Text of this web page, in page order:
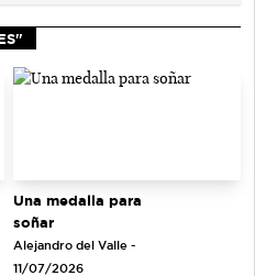
Una medalla para
soñar
Alejandro del Valle -
11/07/2026